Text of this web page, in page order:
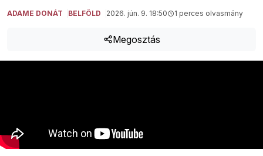
ADAME DONÁT BELFÖLD 2026. jún. 9. 18:50 1 perces olvasmány
Megosztás